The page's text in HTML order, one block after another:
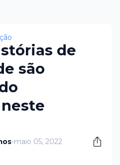
de
são
-maio 05, 2022